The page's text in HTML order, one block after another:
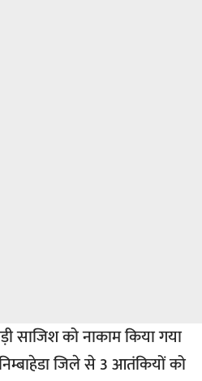
साजिश को नाकाम किया गया
निम्बाहेडा जिले से 3 आतंकियों को